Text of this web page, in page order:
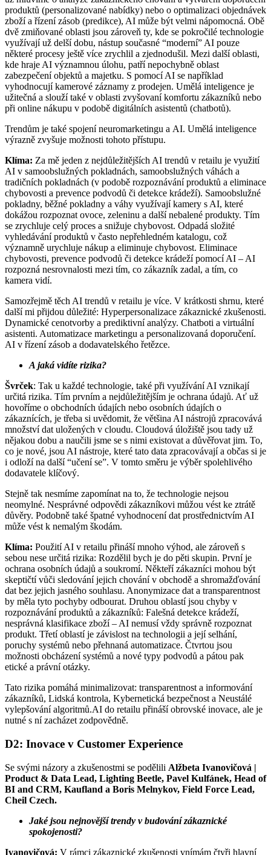
produktů (personalizované nabídky) nebo o optimalizaci objednávek
zboží a řízení zásob (predikce), AI může být velmi nápomocná. Obě
dvě zmiňované oblasti jsou zároveň ty, kde se pokročilé technologie
využívají už delší dobu, nástup současné “moderní” AI pouze
některé procesy ještě více zrychlil a zjednodušil. Mezi další oblasti,
kde hraje AI významnou úlohu, patří nepochybně oblast
zabezpečení objektů a majetku. S pomocí AI se například
vyhodnocují kamerové záznamy z prodejen. Umělá inteligence je
užitečná a slouží také v oblasti zvyšovaní komfortu zákazníků nebo
při online nákupu v podobě digitálních asistentů (chatbotů).
Trendům je také spojení neuromarketingu a AI. Umělá inteligence
výrazně zvyšuje možnosti tohoto přístupu.
Klíma: Za mě jeden z nejdůležitějších AI trendů v retailu je využití
AI v samoobslužných pokladnách, samoobslužných váhách a
tradičních pokladnách (v podobě rozpoznávání produktů a eliminace
chybovosti a prevence podvodů či detekce krádeží). Samoobslužné
pokladny, běžné pokladny a váhy využívají kamery s AI, které
dokážou rozpoznat ovoce, zeleninu a další nebalené produkty. Tím
se zrychluje celý proces a snižuje chybovost. Odpadá složité
vyhledávání produktů v často nepřehledném katalogu, což
významně urychluje nákup a eliminuje chybovost. Eliminace
chybovosti, prevence podvodů či detekce krádeží pomocí AI – AI
rozpozná nesrovnalosti mezi tím, co zákazník zadal, a tím, co
kamera vidí.
Samozřejmě těch AI trendů v retailu je více. V krátkosti shrnu, které
další mi přijdou důležité: Hyperpersonalizace zákaznické zkušenosti.
Dynamické cenotvorby a prediktivní analýzy. Chatboti a virtuální
asistenti. Automatizace marketingu a personalizovaná doporučení.
AI v řízení zásob a dodavatelského řetězce.
A jaká vidíte rizika?
Švrček: Tak u každé technologie, také při využívání AI vznikají
určitá rizika. Tím prvním a nejdůležitějším je ochrana údajů. Ať už
hovoříme o obchodních údajích nebo osobních údajích o
zákaznících, je třeba si uvědomit, že většina AI nástrojů zpracovává
množství dat uložených v cloudu. Cloudová úložiště jsou tady už
nějakou dobu a naučili jsme se s nimi existovat a důvěřovat jim. To,
co je nové, jsou AI nástroje, které tato data zpracovávají a občas si je
i odloží na další “učení se”. V tomto směru je výběr spolehlivého
dodavatele klíčový.
Stejně tak nesmíme zapomínat na to, že technologie nejsou
neomylné. Nesprávné odpovědi zákazníkovi můžou vést ke ztrátě
důvěry. Podobně také špatné vyhodnocení dat prostřednictvím AI
může vést k nemalým škodám.
Klíma: Použití AI v retailu přináší mnoho výhod, ale zároveň s
sebou nese určitá rizika: Rozdělil bych je do pěti skupin. První je
ochrana osobních údajů a soukromí. Někteří zákazníci mohou být
skeptičtí vůči sledování jejich chování v obchodě a shromažďování
dat bez jejich jasného souhlasu. Anonymizace dat a transparentnost
by měla tyto pochyby odbourat. Druhou oblastí jsou chyby v
rozpoznávání produktů a zákazníků: Falešná detekce krádeží,
nesprávná klasifikace zboží – AI nemusí vždy správně rozpoznat
produkt. Třetí oblastí je závislost na technologii a její selhání,
poruchy systémů nebo přehnaná automatizace. Čtvrtou jsou
možnosti obcházení systémů a nové typy podvodů a pátou pak
etické a právní otázky.
Tato rizika pomáhá minimalizovat: transparentnost a informování
zákazníků, Lidská kontrola, Kybernetická bezpečnost a Neustálé
vylepšování algoritmů.AI do retailu přináší obrovské inovace, ale je
nutné s ní zacházet zodpovědně.
D2: Inovace v Customer Experience
Se svými názory a zkušenostmi se podělili Alžbeta Ivanovičová |
Product & Data Lead, Lighting Beetle, Pavel Kulfánek, Head of
BI and CRM, Kaufland a Boris Melnykov, Field Force Lead,
Cheil Czech.
Jaké jsou nejnovější trendy v budování zákaznické
spokojenosti?
Ivanovičová: V rámci zákaznické zkušenosti vnímám čtyři hlavní